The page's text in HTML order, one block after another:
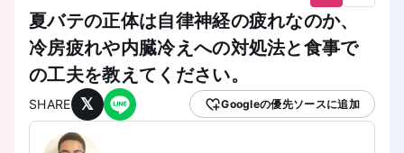
夏バテの正体は自律神経の疲れなのか、
冷房疲れや内臓冷えへの対処法と食事で
の工夫を教えてください。
SHARE 𝕏 Googleの優先ソースに追加